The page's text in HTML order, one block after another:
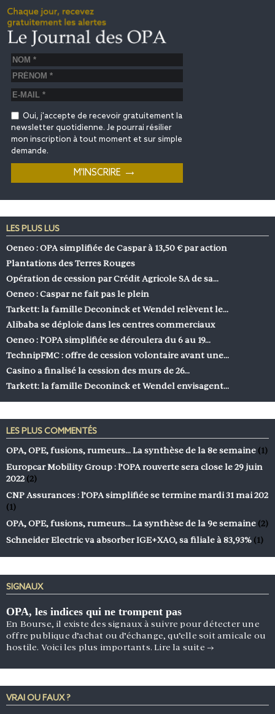
Oui, j'accepte de recevoir gratuitement la
newsletter quotidienne. Je pourrai résilier
mon inscription à tout moment et sur simple
demande.
LES PLUS LUS
Oeneo : OPA simplifiée de Caspar à 13,50 € par action
Plantations des Terres Rouges
Opération de cession par Crédit Agricole SA de sa…
Oeneo : Caspar ne fait pas le plein
Tarkett: la famille Deconinck et Wendel relèvent le…
Alibaba se déploie dans les centres commerciaux
Oeneo : l’OPA simplifiée se déroulera du 6 au 19…
TechnipFMC : offre de cession volontaire avant une…
Casino a finalisé la cession des murs de 26…
Tarkett: la famille Deconinck et Wendel envisagent…
LES PLUS COMMENTÉS
OPA, OPE, fusions, rumeurs… La synthèse de la 8e semaine (1)
Europcar Mobility Group : l’OPA rouverte sera close le 29 juin
2022 (2)
CNP Assurances : l’OPA simplifiée se termine mardi 31 mai 202
(1)
OPA, OPE, fusions, rumeurs… La synthèse de la 9e semaine (2)
Schneider Electric va absorber IGE+XAO, sa filiale à 83,93% (1)
SIGNAUX
OPA, les indices qui ne trompent pas
En Bourse, il existe des signaux à suivre pour détecter une
offre publique d’achat ou d’échange, qu’elle soit amicale ou
hostile. Voici les plus importants.Lire la suite →
VRAI OU FAUX ?